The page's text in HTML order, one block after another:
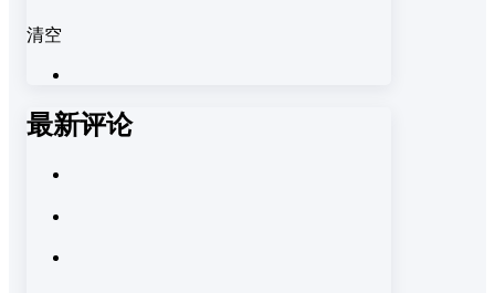
清空
最新评论